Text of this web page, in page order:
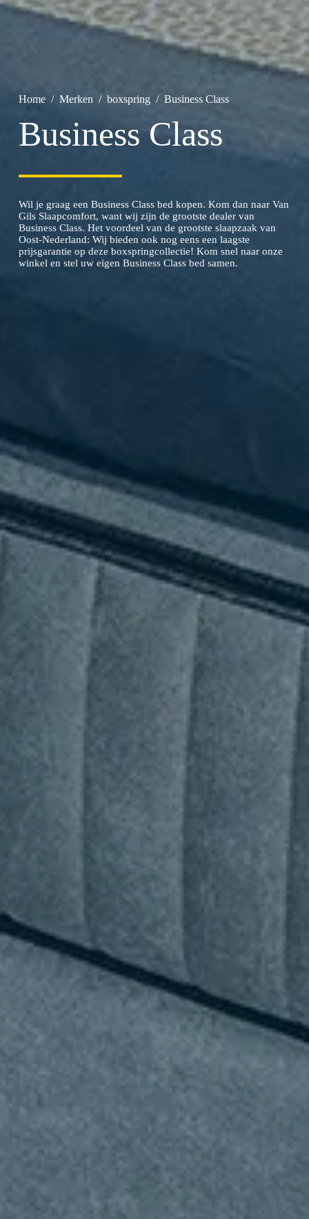
Home / Merken / boxspring / Business Class
Business Class
Wil je graag een Business Class bed kopen. Kom dan naar Van
Gils Slaapcomfort, want wij zijn de grootste dealer van
Business Class. Het voordeel van de grootste slaapzaak van
Oost-Nederland: Wij bieden ook nog eens een laagste
prijsgarantie op deze boxspringcollectie! Kom snel naar onze
winkel en stel uw eigen Business Class bed samen.